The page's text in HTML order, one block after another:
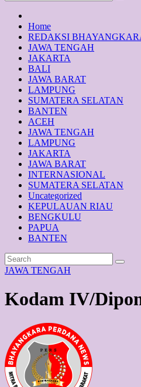
Home
REDAKSI
JAWA TENGAH
JAKARTA
BALI
JAWA BARAT
LAMPUNG
SUMATERA SELATAN
BANTEN
ACEH
JAWA TENGAH
LAMPUNG
JAKARTA
JAWA BARAT
INTERNASIONAL
SUMATERA SELATAN
Uncategorized
KEPULAUAN RIAU
BENGKULU
PAPUA
BANTEN
JAWA TENGAH
Kodam IV/